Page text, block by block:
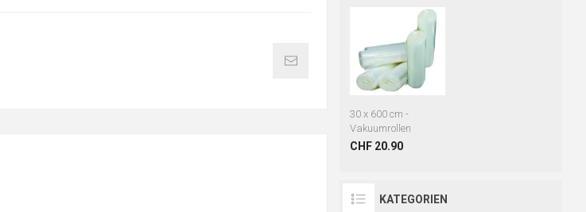
30 x 600 cm -
Vakuumrollen
CHF 20.90
KATEGORIEN